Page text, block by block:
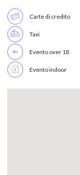
Carte di credito
Taxi
Evento over 18
Evento indoor